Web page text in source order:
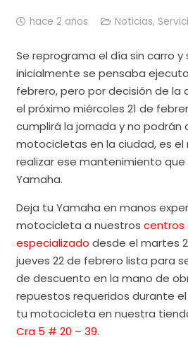
hace 2 años Noticias,
Se reprograma el día sin carro
inicialmente se pensaba
febrero, pero por decisión de la
el próximo miércoles 21 de
cumplirá la jornada y no podrán
motocicletas en la ciudad, es
realizar ese mantenimiento
Yamaha.
Deja tu Yamaha en manos
motocicleta a nuestros centros
especializado desde el martes
jueves 22 de febrero lista para
de descuento en la mano de
repuestos requeridos durante
tu motocicleta en nuestra
Cra 5 # 20 – 39.